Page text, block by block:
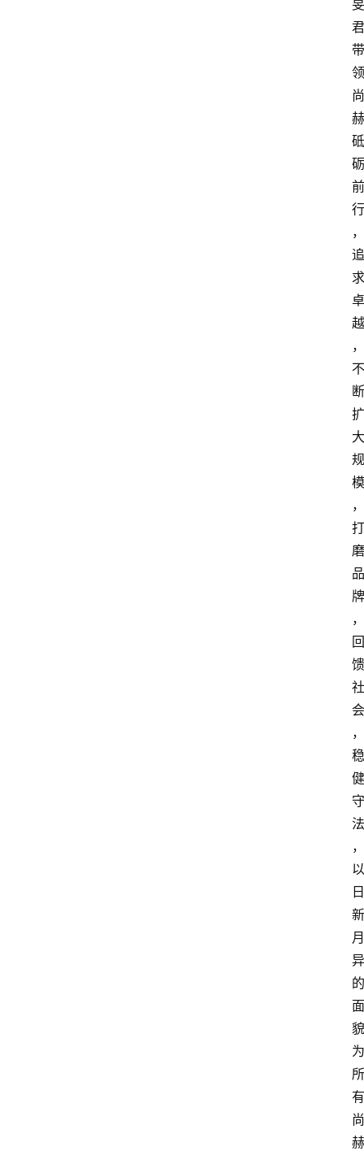
旻
君
带
领
尚
赫
砥
砺
前
行
，
追
求
卓
越
，
不
断
扩
大
规
模
，
打
磨
品
牌
，
回
馈
社
会
，
稳
健
守
法
，
以
日
新
月
异
的
面
貌
为
所
有
尚
赫